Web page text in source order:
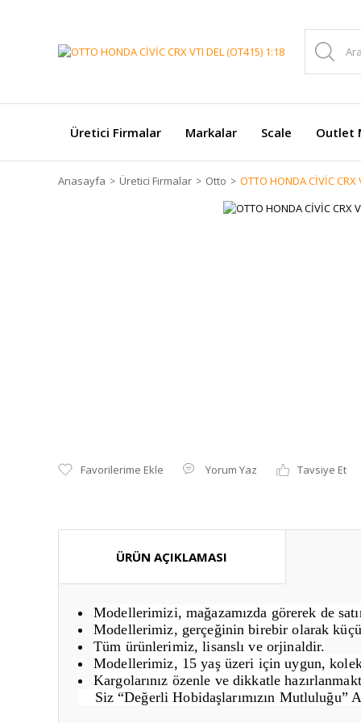
Üretici Firmalar Markalar Scale Outlet
Anasayfa Üretici Firmalar Otto OTTO HONDA CİVİC CRX
Yorum Yaz Tavsiye Et
ÜRÜN AÇIKLAMASI
Modellerimizi, mağazamızda görerek de
Modellerimiz, gerçeğinin birebir olarak
Tüm ürünlerimiz, lisanslı ve orjinaldir.
Modellerimiz, 15 yaş üzeri için uygun,
Kargolarınız özenle ve dikkatle
Siz “Değerli Hobidaşlarımızın Mutluluğu”